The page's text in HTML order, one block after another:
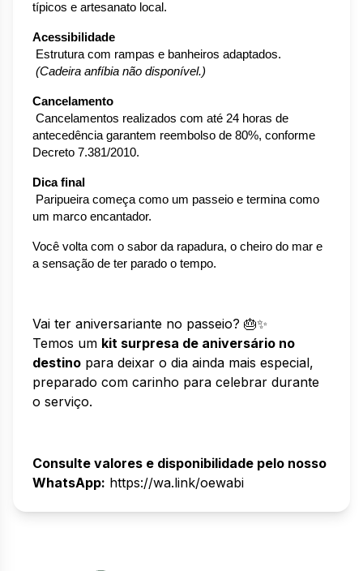
típicos e artesanato local.
Acessibilidade
Estrutura com rampas e banheiros adaptados.
(Cadeira anfíbia não disponível.)
Cancelamento
antecedência garantem reembolso de 80%, conforme
Decreto 7.381/2010.
Dica final
um marco encantador.
Você volta com o sabor da rapadura, o cheiro do mar e
a sensação de ter parado o tempo.
Vai ter aniversariante no passeio? 🎂✨
Temos um kit surpresa de aniversário no
destino para deixar o dia ainda mais especial,
preparado com carinho para celebrar durante
o serviço.
Consulte valores e disponibilidade pelo nosso
WhatsApp: https://wa.link/oewabi